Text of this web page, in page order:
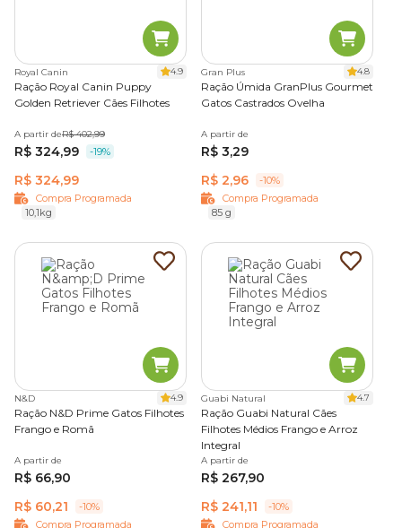
Royal Canin 4.9
Ração Royal Canin Puppy
Golden Retriever Cães Filhotes
A partir deR$ 402,99
R$ 324,99 -19%
R$ 324,99
Compra Programada
10,1kg
Gran Plus 4.8
Ração Úmida GranPlus Gourmet
Gatos Castrados Ovelha
A partir de
R$ 3,29
R$ 2,96
-10%
Compra Programada
85 g
N&D 4.9
Ração N&D Prime Gatos Filhotes
Frango e Romã
A partir de
R$ 66,90
R$ 60,21
-10%
Compra Programada
Guabi Natural 4.7
Ração Guabi Natural Cães
Filhotes Médios Frango e Arroz
Integral
A partir de
R$ 267,90
R$ 241,11
-10%
Compra Programada